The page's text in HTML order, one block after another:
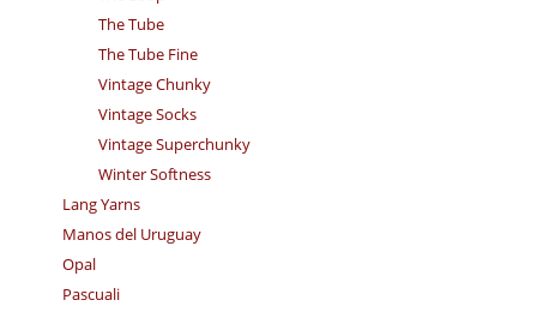
The Tube
The Tube Fine
Vintage Chunky
Vintage Socks
Vintage Superchunky
Winter Softness
Lang Yarns
Manos del Uruguay
Opal
Pascuali